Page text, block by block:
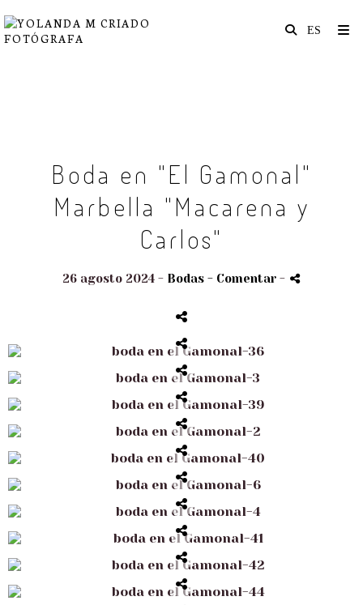
Boda en "El Gamonal"
Marbella "Macarena y
Carlos"
26 agosto 2024 - Bodas - Comentar -